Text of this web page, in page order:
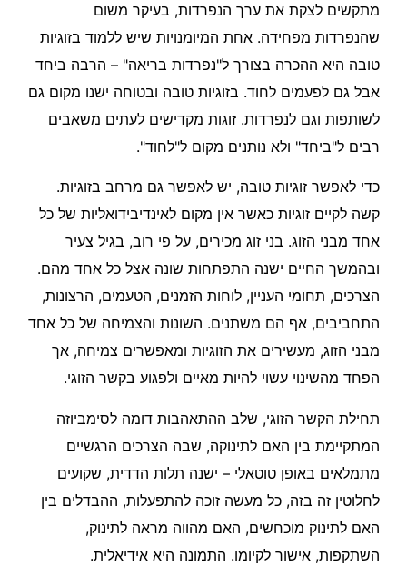
מתקשים לצקת את ערך הנפרדות, בעיקר משום
שהנפרדות מפחידה. אחת המיומנויות שיש ללמוד בזוגיות
טובה היא ההכרה בצורך ל"נפרדות בריאה" – הרבה ביחד
אבל גם לפעמים לחוד. בזוגיות טובה ובטוחה ישנו מקום גם
לשותפות וגם לנפרדות. זוגות מקדישים לעתים משאבים
רבים ל"ביחד" ולא נותנים מקום ל"לחוד".
כדי לאפשר זוגיות טובה, יש לאפשר גם מרחב בזוגיות.
קשה לקיים זוגיות כאשר אין מקום לאינדיבידואליות של כל
אחד מבני הזוג. בני זוג מכירים, על פי רוב, בגיל צעיר
ובהמשך החיים ישנה התפתחות שונה אצל כל אחד מהם.
הצרכים, תחומי העניין, לוחות הזמנים, הטעמים, הרצונות,
התחביבים, אף הם משתנים. השונות והצמיחה של כל אחד
מבני הזוג, מעשירים את הזוגיות ומאפשרים צמיחה, אך
הפחד מהשינוי עשוי להיות מאיים ולפגוע בקשר הזוגי.
תחילת הקשר הזוגי, שלב ההתאהבות דומה לסימביוזה
המתקיימת בין האם לתינוקה, שבה הצרכים הרגשיים
מתמלאים באופן טוטאלי – ישנה תלות הדדית, שקועים
לחלוטין זה בזה, כל מעשה זוכה להתפעלות, ההבדלים בין
האם לתינוק מוכחשים, האם מהווה מראה לתינוק,
השתקפות, אישור לקיומו. התמונה היא אידיאלית.